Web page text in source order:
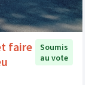
faire
Soumis
au vote